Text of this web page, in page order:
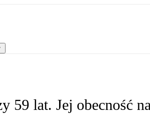
59 lat. Jej obecność